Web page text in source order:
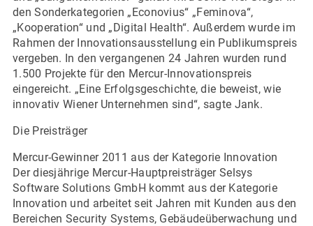
den Sonderkategorien „Econovius“ „Feminova“,
„Kooperation“ und „Digital Health“. Außerdem wurde im
Rahmen der Innovationsausstellung ein Publikumspreis
vergeben. In den vergangenen 24 Jahren wurden rund
1.500 Projekte für den Mercur-Innovationspreis
eingereicht. „Eine Erfolgsgeschichte, die beweist, wie
innovativ Wiener Unternehmen sind“, sagte Jank.
Die Preisträger
Mercur-Gewinner 2011 aus der Kategorie Innovation
Der diesjährige Mercur-Hauptpreisträger Selsys
Software Solutions GmbH kommt aus der Kategorie
Innovation und arbeitet seit Jahren mit Kunden aus den
Bereichen Security Systems, Gebäudeüberwachung und